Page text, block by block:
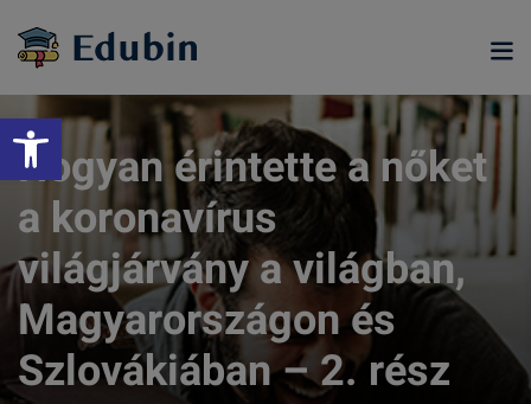
Eszköztár megnyitása
content
Hogyan érintette a nőket
a koronavírus
világjárvány a világban,
Magyarországon és
Szlovákiában – 2. rész